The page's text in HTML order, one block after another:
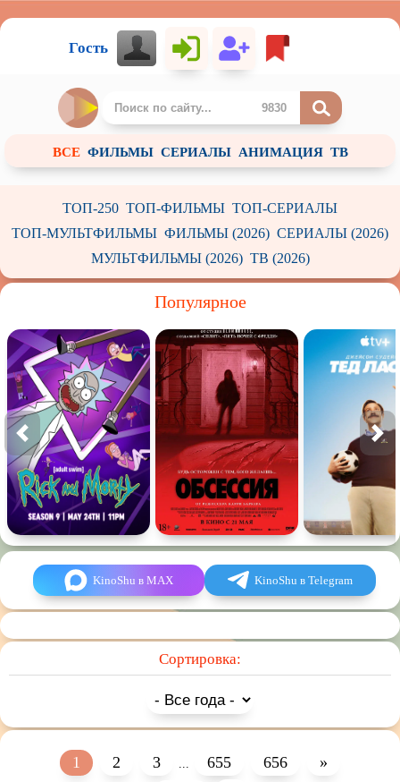
Гость
ВСЕ ФИЛЬМЫ СЕРИАЛЫ АНИМАЦИЯ ТВ
ТОП-250 ТОП-ФИЛЬМЫ ТОП-СЕРИАЛЫ
ТОП-МУЛЬТФИЛЬМЫ ФИЛЬМЫ (2026) СЕРИАЛЫ (2026)
МУЛЬТФИЛЬМЫ (2026) ТВ (2026)
Популярное
KinoShu в MAX KinoShu в Telegram
Сортировка:
1 2 3 ... 655 656
»